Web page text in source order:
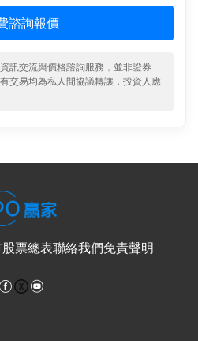
諮詢報價
訊交流與價格諮詢服務，並非證券
交易均為私人間協議轉讓，投資人應
票總表聯絡我們免責聲明
Facebook